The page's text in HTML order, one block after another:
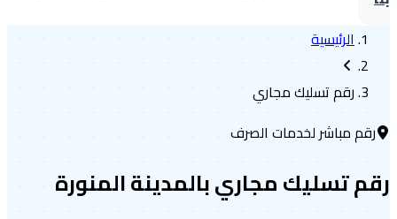
الرئيسية
رقم تسليك مجاري
مباشر لخدمات الصرف
تسليك مجاري بالمدينة المنورة